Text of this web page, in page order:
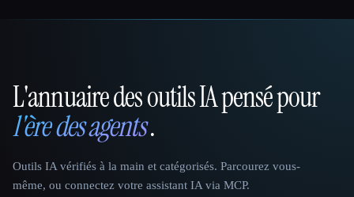
That AI Collection
L'annuaire des outils IA pensé pour
l'ère des agents.
Outils IA vérifiés à la main et catégorisés. Parcourez vous-
même, ou connectez votre assistant IA via MCP.